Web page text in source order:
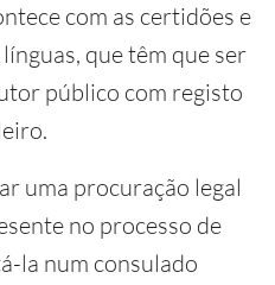
com as certidões e
que têm que ser
público com registo
uma procuração legal
no processo de
la num consulado